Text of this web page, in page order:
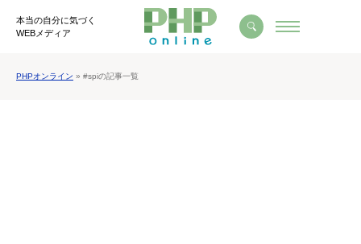
本当の自分に気づく
WEBメディア
PHPオンライン » #spiの記事一覧